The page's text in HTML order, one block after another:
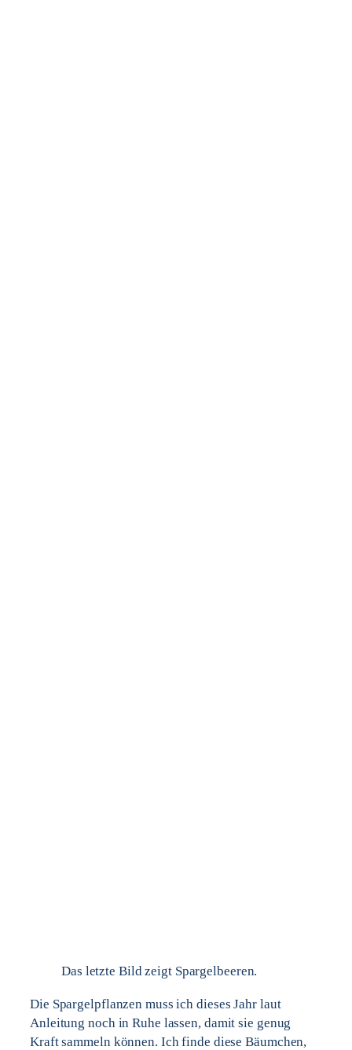
Das letzte Bild zeigt Spargelbeeren.
Die Spargelpflanzen muss ich dieses Jahr laut
Anleitung noch in Ruhe lassen, damit sie genug
Kraft sammeln können. Ich finde diese Bäumchen,